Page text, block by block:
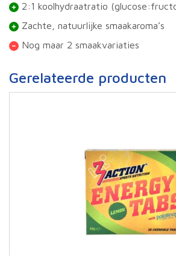
2:1 koolhydraatratio
Zachte, natuurlijke smaakaroma’s
Nog maar 2 smaakvariaties
Gerelateerde producten